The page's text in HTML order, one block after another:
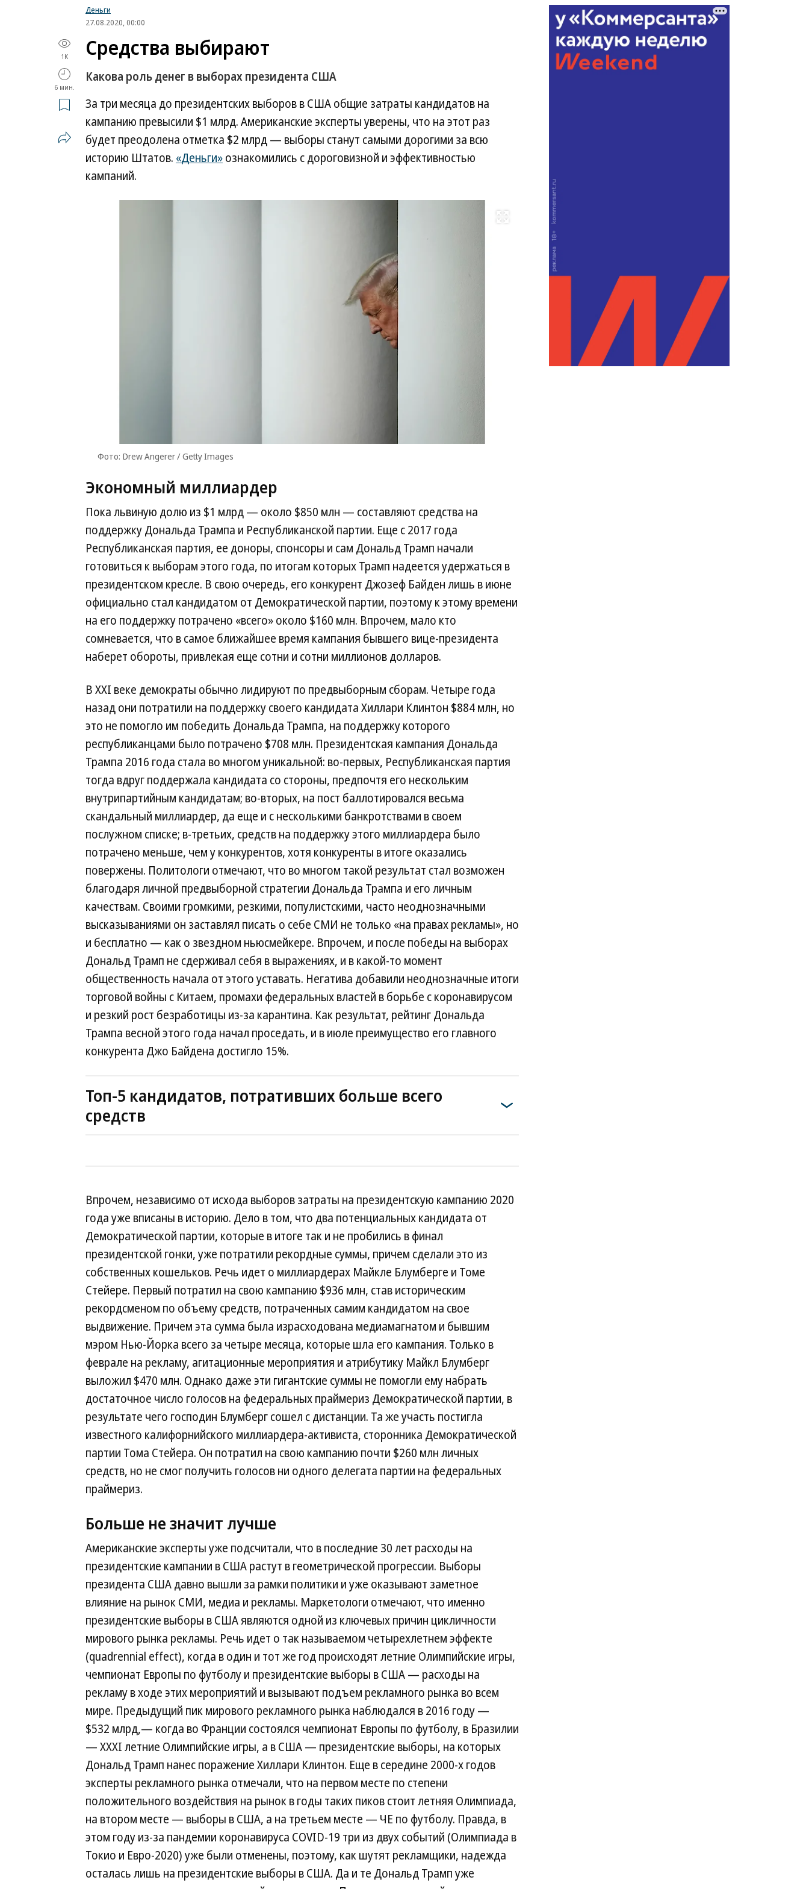
Деньги
27.08.2020, 00:00
1K
6 мин.
Средства выбирают
Какова роль денег в выборах президента США
За три месяца до президентских выборов в США общие затраты кандидатов на
кампанию превысили $1 млрд. Американские эксперты уверены, что на этот раз
будет преодолена отметка $2 млрд — выборы станут самыми дорогими за всю
историю Штатов. «Деньги»ознакомились с дороговизной и эффективностью
кампаний.
Развернуть на весь экран
Фото: Drew Angerer / Getty Images
Angerer
Экономный миллиардер
Пока львиную долю из $1 млрд — около $850 млн — составляют средства на
поддержку Дональда Трампа и Республиканской партии. Еще с 2017 года
Республиканская партия, ее доноры, спонсоры и сам Дональд Трамп начали
готовиться к выборам этого года, по итогам которых Трамп надеется удержаться в
президентском кресле. В свою очередь, его конкурент Джозеф Байден лишь в июне
официально стал кандидатом от Демократической партии, поэтому к этому времени
на его поддержку потрачено «всего» около $160 млн. Впрочем, мало кто
сомневается, что в самое ближайшее время кампания бывшего вице-президента
наберет обороты, привлекая еще сотни и сотни миллионов долларов.
В XXI веке демократы обычно лидируют по предвыборным сборам. Четыре года
назад они потратили на поддержку своего кандидата Хиллари Клинтон $884 млн, но
это не помогло им победить Дональда Трампа, на поддержку которого
республиканцами было потрачено $708 млн. Президентская кампания Дональда
Трампа 2016 года стала во многом уникальной: во-первых, Республиканская партия
тогда вдруг поддержала кандидата со стороны, предпочтя его нескольким
внутрипартийным кандидатам; во-вторых, на пост баллотировался весьма
скандальный миллиардер, да еще и с несколькими банкротствами в своем
послужном списке; в-третьих, средств на поддержку этого миллиардера было
потрачено меньше, чем у конкурентов, хотя конкуренты в итоге оказались
повержены. Политологи отмечают, что во многом такой результат стал возможен
благодаря личной предвыборной стратегии Дональда Трампа и его личным
качествам. Своими громкими, резкими, популистскими, часто неоднозначными
высказываниями он заставлял писать о себе СМИ не только «на правах рекламы», но
и бесплатно — как о звездном ньюсмейкере. Впрочем, и после победы на выборах
Дональд Трамп не сдерживал себя в выражениях, и в какой-то момент
общественность начала от этого уставать. Негатива добавили неоднозначные итоги
торговой войны с Китаем, промахи федеральных властей в борьбе с коронавирусом
и резкий рост безработицы из-за карантина. Как результат, рейтинг Дональда
Трампа весной этого года начал проседать, и в июле преимущество его главного
конкурента Джо Байдена достигло 15%.
Топ-5 кандидатов, потративших больше всего
средств
Впрочем, независимо от исхода выборов затраты на президентскую кампанию 2020
года уже вписаны в историю. Дело в том, что два потенциальных кандидата от
Демократической партии, которые в итоге так и не пробились в финал
президентской гонки, уже потратили рекордные суммы, причем сделали это из
собственных кошельков. Речь идет о миллиардерах Майкле Блумберге и Томе
Стейере. Первый потратил на свою кампанию $936 млн, став историческим
рекордсменом по объему средств, потраченных самим кандидатом на свое
выдвижение. Причем эта сумма была израсходована медиамагнатом и бывшим
мэром Нью-Йорка всего за четыре месяца, которые шла его кампания. Только в
феврале на рекламу, агитационные мероприятия и атрибутику Майкл Блумберг
выложил $470 млн. Однако даже эти гигантские суммы не помогли ему набрать
достаточное число голосов на федеральных праймериз Демократической партии, в
результате чего господин Блумберг сошел с дистанции. Та же участь постигла
известного калифорнийского миллиардера-активиста, сторонника Демократической
партии Тома Стейера. Он потратил на свою кампанию почти $260 млн личных
средств, но не смог получить голосов ни одного делегата партии на федеральных
праймериз.
Больше не значит лучше
Американские эксперты уже подсчитали, что в последние 30 лет расходы на
президентские кампании в США растут в геометрической прогрессии. Выборы
президента США давно вышли за рамки политики и уже оказывают заметное
влияние на рынок СМИ, медиа и рекламы. Маркетологи отмечают, что именно
президентские выборы в США являются одной из ключевых причин цикличности
мирового рынка рекламы. Речь идет о так называемом четырехлетнем эффекте
(quadrennial effect), когда в один и тот же год происходят летние Олимпийские игры,
чемпионат Европы по футболу и президентские выборы в США — расходы на
рекламу в ходе этих мероприятий и вызывают подъем рекламного рынка во всем
мире. Предыдущий пик мирового рекламного рынка наблюдался в 2016 году —
$532 млрд,— когда во Франции состоялся чемпионат Европы по футболу, в Бразилии
— XXXI летние Олимпийские игры, а в США — президентские выборы, на которых
Дональд Трамп нанес поражение Хиллари Клинтон. Еще в середине 2000-х годов
эксперты рекламного рынка отмечали, что на первом месте по степени
положительного воздействия на рынок в годы таких пиков стоит летняя Олимпиада,
на втором месте — выборы в США, а на третьем месте — ЧЕ по футболу. Правда, в
этом году из-за пандемии коронавируса COVID-19 три из двух событий (Олимпиада в
Токио и Евро-2020) уже были отменены, поэтому, как шутят рекламщики, надежда
осталась лишь на президентские выборы в США. Да и те Дональд Трамп уже